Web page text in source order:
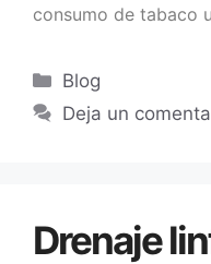
consumo de tabaco
Blog
Deja un
Drenaje